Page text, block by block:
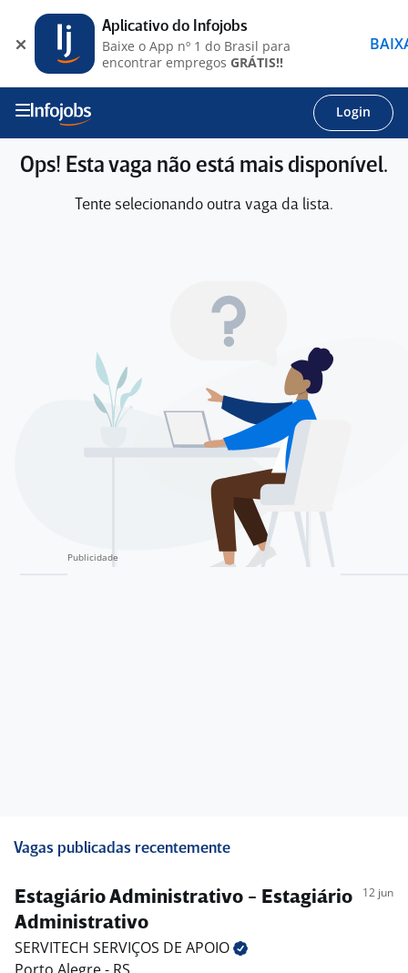
Login
Ops! Esta vaga não está mais disponível.
Tente selecionando outra vaga da lista.
Vagas publicadas recentemente
Estagiário Administrativo - Estagiário
Administrativo
12 jun
SERVITECH SERVIÇOS DE APOIO
Aplicativo do Infojobs
Baixe o App nº 1 do Brasil para
encontrar empregos GRÁTIS!!